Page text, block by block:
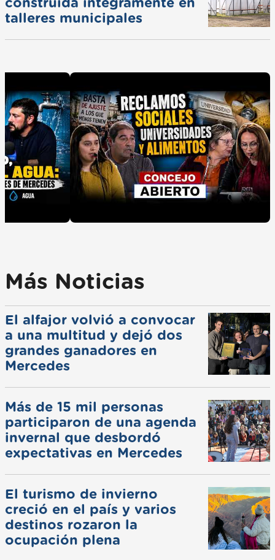
construida íntegramente en
talleres municipales
Más Noticias
El alfajor volvió a convocar
a una multitud y dejó dos
grandes ganadores en
Mercedes
Más de 15 mil personas
participaron de una agenda
invernal que desbordó
expectativas en Mercedes
El turismo de invierno
creció en el país y varios
destinos rozaron la
ocupación plena